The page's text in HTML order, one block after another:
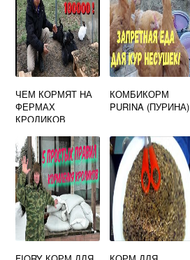
ЧЕМ КОРМЯТ НА
ФЕРМАХ
КРОЛИКОВ
КОМБИКОРМ
PURINA (ПУРИНА)